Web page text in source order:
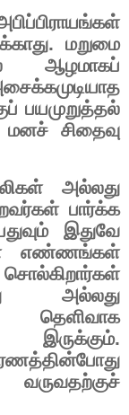
.மறுமை
ஆழமாகப்
பயமுறுத்தல்
மனச் சிதைவு
அல்லது
பார்க்க
இதுவே
எண்ணங்கள்
சொல்கிறார்கள்
அல்லது
தெளிவாக
இருக்கும்.
வருவதற்குச்